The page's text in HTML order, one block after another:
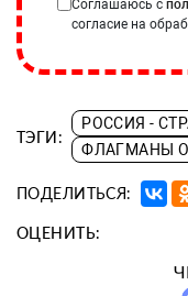
Соглашаюсь с
согласие на
ТЭГИ:
РОССИЯ -
ФЛАГМАНЫ
ПОДЕЛИТЬСЯ:
ОЦЕНИТЬ: